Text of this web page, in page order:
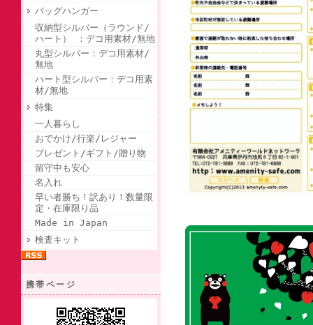
バッグハンガー
収納型シルバー（ラウンド/
ハート） ：デコ用素材/無地
丸型シルバー：デコ用素材/
無地
ハート型シルバー：デコ用素
材/無地
特集
一人暮らし
おでかけ/行楽/レジャー
プレゼント/ギフト/贈り物
留守中も安心
名入れ
早い者勝ち！訳あり！数量限
定・在庫限り品
Made in Japan
検査キット
携帯ページ